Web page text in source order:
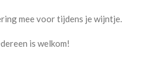
mee voor tijdens je wijntje.
is welkom!